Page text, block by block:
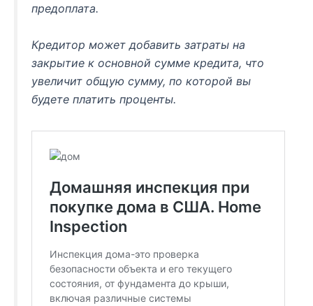
предоплата.
Кредитор может добавить затраты на
закрытие к основной сумме кредита, что
увеличит общую сумму, по которой вы
будете платить проценты.